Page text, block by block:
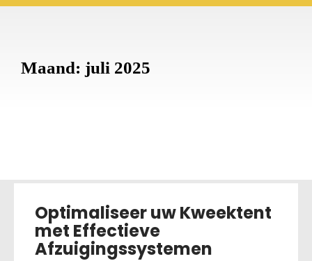
Maand: juli 2025
Optimaliseer uw Kweektent
met Effectieve
Afzuigingssystemen